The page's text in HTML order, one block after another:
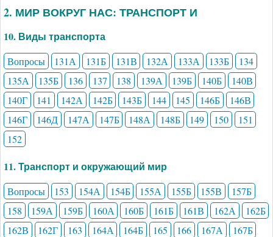
2. МИР ВОКРУГ НАС: ТРАНСПОРТ И
10. Виды транспорта
Вопросы 131А 131Б 131В 132А 133А 133Б
134
135А
135Б 136 137 138 139А 139Б 140Б
140В
140Г
141 142А 142Б 143Б 144 145 146Б
146В
146Г
146Д 147А 147Б 148А 148Б 149 150
151
152
11. Транспорт и окружающий мир
Вопросы 153 154А 154Б 155А 155Б 155В
157Б
158
159А 159Б 160А 160Б 161Б 161В 162А
162Б
162В
162Г 163 164А 164Б 165 166 167А
167Б